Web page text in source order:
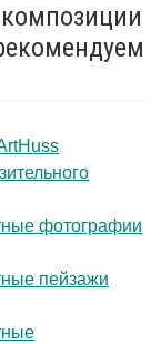
фотографии
пейзажи